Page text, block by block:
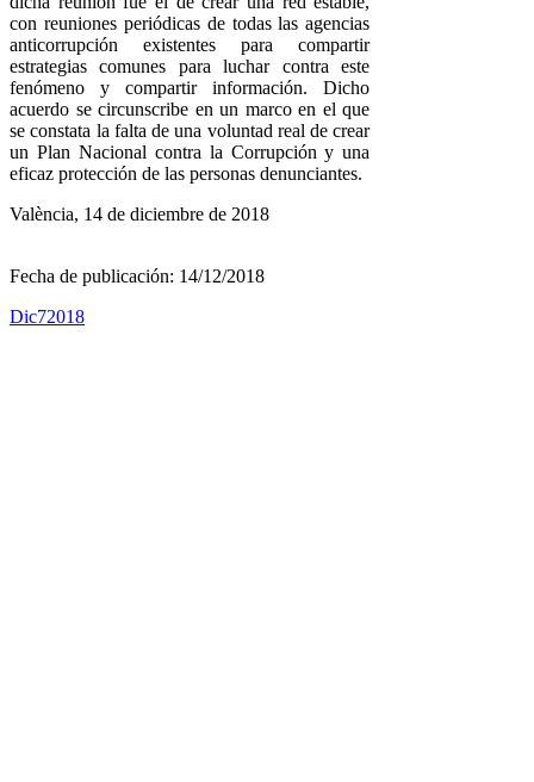
con reuniones periódicas de todas las agencias
anticorrupción existentes para compartir
estrategias comunes para luchar contra este
fenómeno y compartir información. Dicho
acuerdo se circunscribe en un marco en el que
se constata la falta de una voluntad real de crear
un Plan Nacional contra la Corrupción y una
eficaz protección de las personas denunciantes.
València, 14 de diciembre de 2018
Fecha de publicación: 14/12/2018
Dic72018